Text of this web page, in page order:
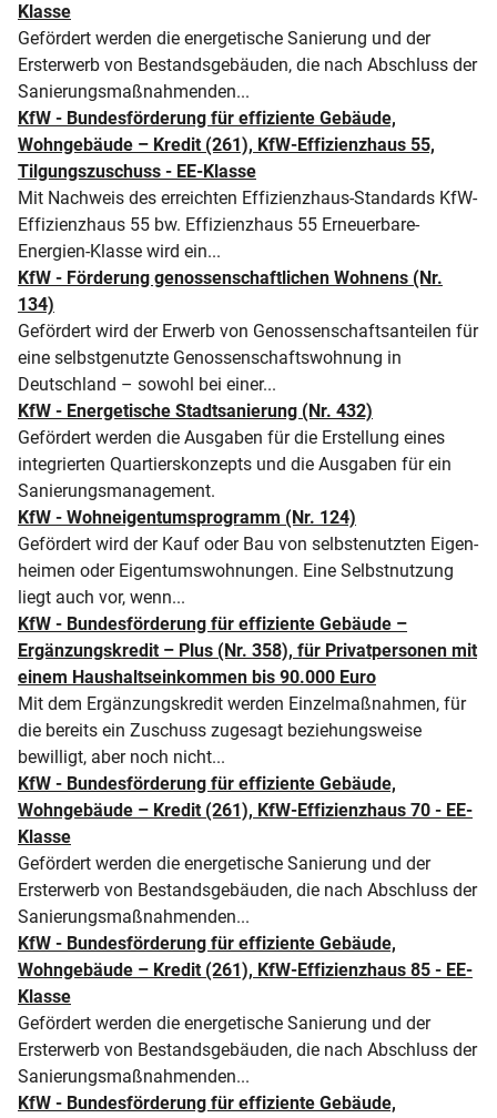
Klasse
Gefördert werden die energetische Sanierung und der
Ersterwerb von Bestandsgebäuden, die nach Abschluss der
Sanierungsmaßnahmenden...
KfW - Bundesförderung für effiziente Gebäude,
Wohngebäude – Kredit (261), KfW-Effizienzhaus 55,
Tilgungszuschuss - EE-Klasse
Mit Nachweis des erreichten Effizienzhaus-Standards KfW-
Effizienzhaus 55 bw. Effizienzhaus 55 Erneuerbare-
Energien-Klasse wird ein...
KfW - Förderung genossenschaftlichen Wohnens (Nr.
134)
Gefördert wird der Erwerb von Genossenschaftsanteilen für
eine selbst­genutzte Genossen­schafts­wohnung in
Deutschland – sowohl bei einer...
KfW - Energetische Stadtsanierung (Nr. 432)
Gefördert werden die Ausgaben für die Erstellung eines
integrierten Quartierskonzepts und die Ausgaben für ein
Sanierungsmanagement.
KfW - Wohneigentumsprogramm (Nr. 124)
Gefördert wird der Kauf oder Bau von selbst­enutzten Eigen­
heimen oder Eigentums­wohnungen. Eine Selbstnutzung
liegt auch vor, wenn...
KfW - Bundesförderung für effiziente Gebäude –
Ergänzungskredit – Plus (Nr. 358), für Privatpersonen mit
einem Haushaltseinkommen bis 90.000 Euro
Mit dem Ergänzungskredit werden Einzelmaß­nahmen, für
die bereits ein Zuschuss zugesagt beziehungs­weise
bewilligt, aber noch nicht...
KfW - Bundesförderung für effiziente Gebäude,
Wohngebäude – Kredit (261), KfW-Effizienzhaus 70 - EE-
Klasse
Gefördert werden die energetische Sanierung und der
Ersterwerb von Bestandsgebäuden, die nach Abschluss der
Sanierungsmaßnahmenden...
KfW - Bundesförderung für effiziente Gebäude,
Wohngebäude – Kredit (261), KfW-Effizienzhaus 85 - EE-
Klasse
Gefördert werden die energetische Sanierung und der
Ersterwerb von Bestandsgebäuden, die nach Abschluss der
Sanierungsmaßnahmenden...
KfW - Bundesförderung für effiziente Gebäude,